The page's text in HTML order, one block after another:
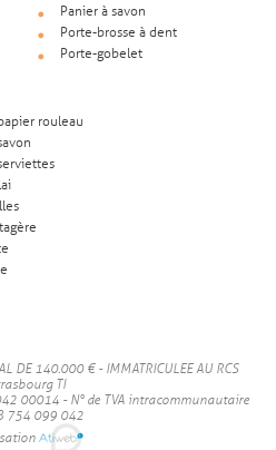
Panier à savon
Porte-brosse à dent
Porte-gobelet
rouleau
DE 140.000 € - IMMATRICULEE AU RCS
TI
00014 - N° de TVA intracommunautaire
754 099 042